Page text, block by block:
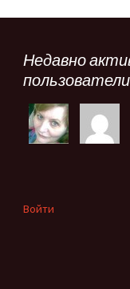
Недавно
пользователи
Войти